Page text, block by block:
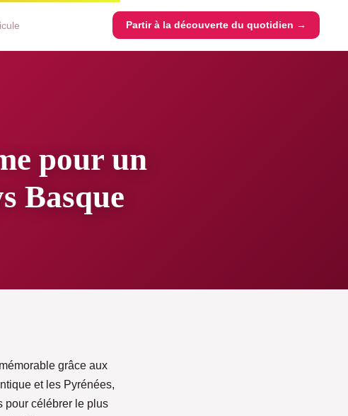
Partir à la découverte du quotidien →
pour un
Basque
grâce aux
et les Pyrénées,
pour célébrer le plus